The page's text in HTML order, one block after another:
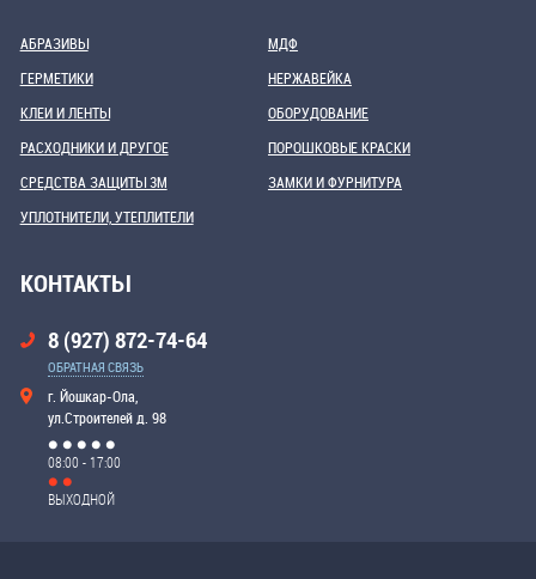
АБРАЗИВЫ
ГЕРМЕТИКИ
КЛЕИ И ЛЕНТЫ
МДФ
НЕРЖАВЕЙКА
ОБОРУДОВАНИЕ
РАСХОДНИКИ И ДРУГОЕ
СРЕДСТВА ЗАЩИТЫ 3М
УПЛОТНИТЕЛИ, УТЕПЛИТЕЛИ
ПОРОШКОВЫЕ КРАСКИ
ЗАМКИ И ФУРНИТУРА
КОНТАКТЫ
8 (927) 872-74-64
ОБРАТНАЯ СВЯЗЬ
г. Йошкар-Ола,
ул.Строителей д. 98
08:00 - 17:00
ВЫХОДНОЙ